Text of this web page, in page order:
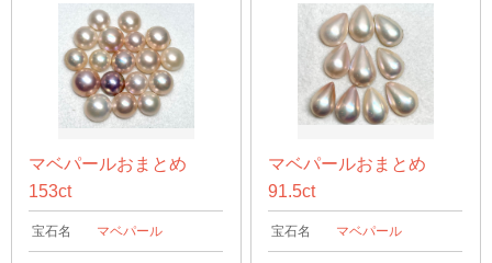
マベパールおまとめ
153ct
宝石名 マベパール
マベパールおまとめ
91.5ct
宝石名 マベパール